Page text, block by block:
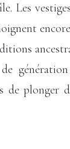
Les
de plonger